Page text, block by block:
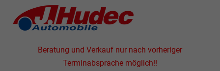
Beratung und Verkauf nur nach vorheriger
Terminabsprache möglich!!